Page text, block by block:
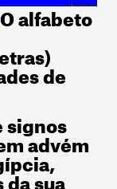
alfabeto
de
signos
advém
sua